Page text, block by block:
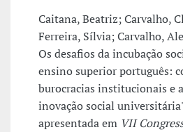
Caitana, Beatriz; Carvalho,
Ferreira, Sílvia; Carvalho,
Os desafios da incubação
ensino superior português:
burocracias institucionais e
inovação social
apresentada em VII